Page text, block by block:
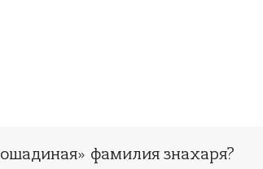
фамилия знахаря?